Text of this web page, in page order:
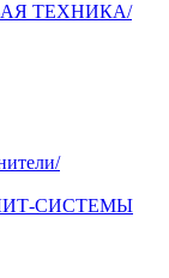
ТЕХНИКА/
СИСТЕМЫ